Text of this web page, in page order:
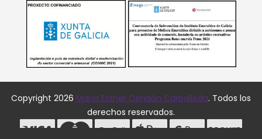
Copyright 2026 María Esther Cendón Carballeda. Todos los
derechos reservados.